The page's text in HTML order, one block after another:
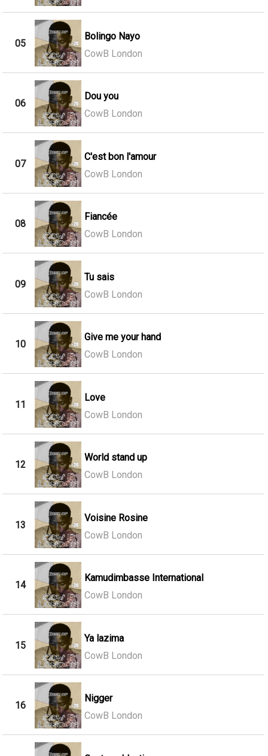
05
Bolingo Nayo
CowB London
06
Dou you
CowB London
07
C'est bon l'amour
CowB London
08
Fiancée
CowB London
09
Tu sais
CowB London
10
Give me your hand
CowB London
11
Love
CowB London
12
World stand up
CowB London
13
Voisine Rosine
CowB London
14
Kamudimbasse International
CowB London
15
Ya lazima
CowB London
16
Nigger
CowB London